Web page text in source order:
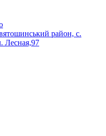
район, с.
Лесная,97